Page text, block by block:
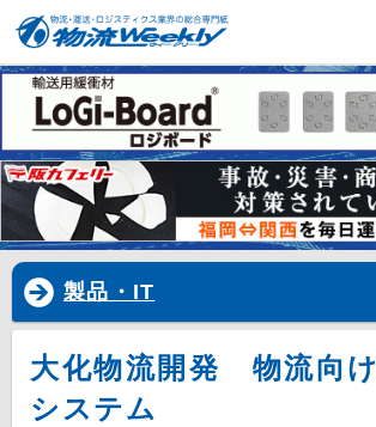
製品・IT
大化物流開発 物流向
システム